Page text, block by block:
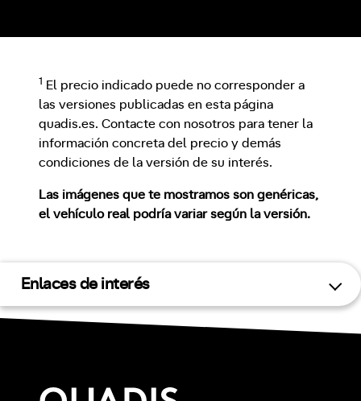
1
El precio indicado puede no corresponder a
las versiones publicadas en esta página
quadis.es. Contacte con nosotros para tener la
información concreta del precio y demás
condiciones de la versión de su interés.
Las imágenes que te mostramos son genéricas,
el vehículo real podría variar según la versión.
Enlaces de interés